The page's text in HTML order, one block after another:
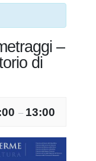
–
di
– 13:00